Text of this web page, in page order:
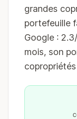
grandes
portefeuille
Google :
mois, son